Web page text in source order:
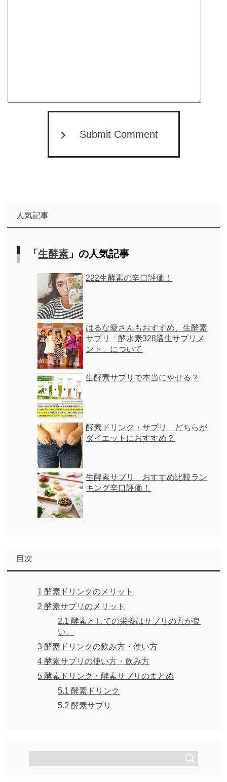
Submit Comment
人気記事
「生酵素 」の人気記事
222生酵素の辛口評価！
はるな愛さんもおすすめ、生酵素
サプリ「酵水素328選生サプリメ
ント」について
生酵素サプリで本当にやせる？
酵素ドリンク・サプリ どちらが
ダイエットにおすすめ？
生酵素サプリ おすすめ比較ラン
キング辛口評価！
目次
1 酵素ドリンクのメリット
2 酵素サプリのメリット
2.1 酵素としての栄養はサプリの方が良
い。
3 酵素ドリンクの飲み方・使い方
4 酵素サプリの使い方・飲み方
5 酵素ドリンク・酵素サプリのまとめ
5.1 酵素ドリンク
5.2 酵素サプリ